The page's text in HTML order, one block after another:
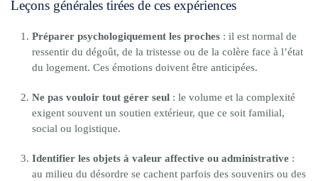
Leçons générales tirées de ces expériences
Préparer psychologiquement les proches : il est normal de
ressentir du dégoût, de la tristesse ou de la colère face à l’état
du logement. Ces émotions doivent être anticipées.
Ne pas vouloir tout gérer seul : le volume et la complexité
exigent souvent un soutien extérieur, que ce soit familial,
social ou logistique.
Identifier les objets à valeur affective ou administrative :
au milieu du désordre se cachent parfois des souvenirs ou des